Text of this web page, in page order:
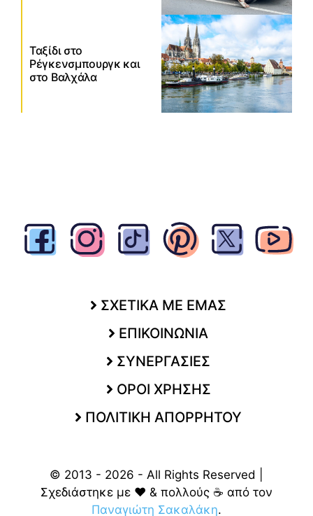
Ταξίδι στο
Ρέγκενσμπουργκ και
στο Βαλχάλα
ΣΧΕΤΙΚΑ ΜΕ ΕΜΑΣ
ΕΠΙΚΟΙΝΩΝΙΑ
ΣΥΝΕΡΓΑΣΙΕΣ
ΟΡΟΙ ΧΡΗΣΗΣ
ΠΟΛΙΤΙΚΗ ΑΠΟΡΡΗΤΟΥ
© 2013 - 2026 - All Rights Reserved |
Σχεδιάστηκε με ❤️ & πολλούς ☕ από τον
Παναγιώτη Σακαλάκη.